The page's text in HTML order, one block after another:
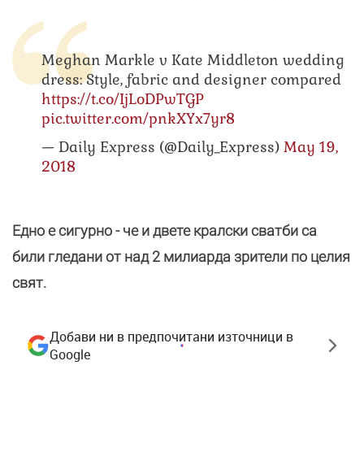
Meghan Markle v Kate Middleton wedding
dress: Style, fabric and designer compared
https://t.co/IjLoDPwTGP
pic.twitter.com/pnkXYx7yr8
— Daily Express (@Daily_Express) May 19,
2018
Едно е сигурно - че и двете кралски сватби са
били гледани от над 2 милиарда зрители по целия
свят.
Добави ни в предпочитани източници в
Google